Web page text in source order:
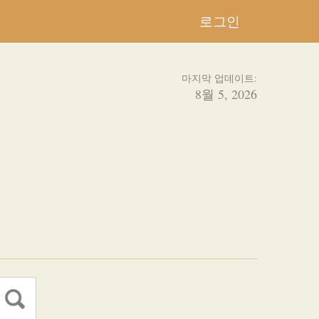
로그인
마지막 업데이트:
8월 5, 2026